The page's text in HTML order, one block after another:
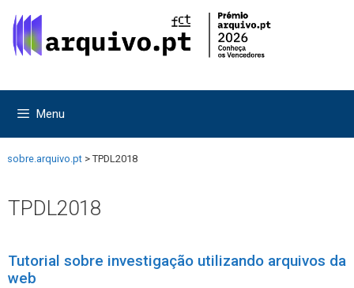
para
para
Menu
sobre.arquivo.pt > TPDL2018
TPDL2018
Tutorial sobre investigação utilizando arquivos da
web